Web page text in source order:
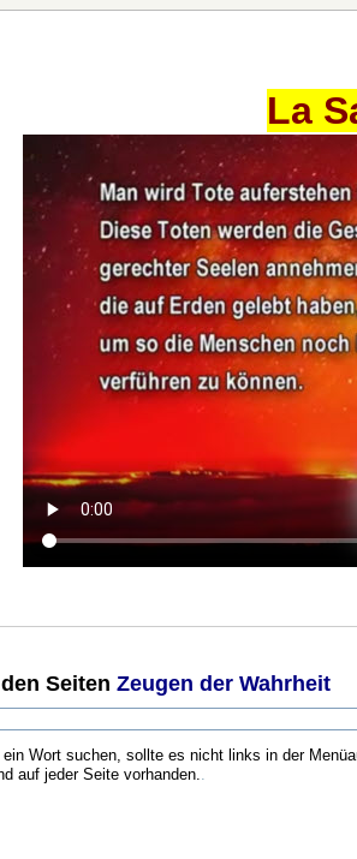
La
Seiten Zeugen der Wahrheit
ein Wort suchen, sollte es nicht links in der
auf jeder Seite vorhanden..